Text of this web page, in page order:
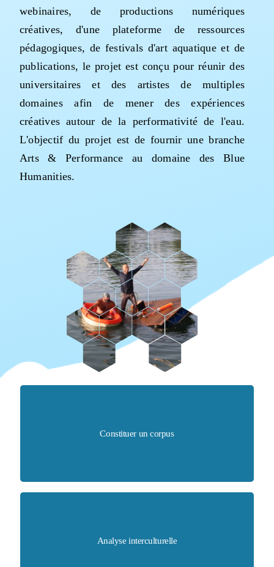
webinaires, de productions numériques
créatives, d'une plateforme de ressources
pédagogiques, de festivals d'art aquatique et de
publications, le projet est conçu pour réunir des
universitaires et des artistes de multiples
domaines afin de mener des expériences
créatives autour de la performativité de l'eau.
L'objectif du projet est de fournir une branche
Arts & Performance au domaine des Blue
Humanities.
Constituer un corpus
de l'art aquatique contemporain.
Analyse interculturelle
correspondent aux théories conceptuelles qui s'appuient